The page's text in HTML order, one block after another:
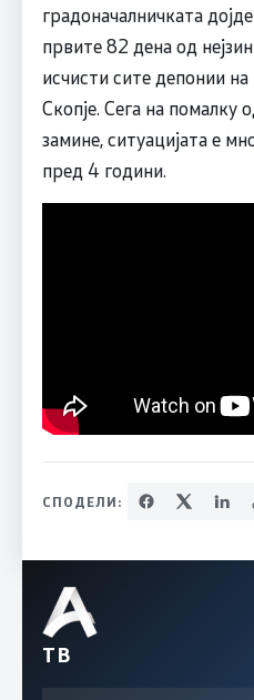
градоначалничката
првите 82 дена од
исчисти сите депонии
Скопје. Сега на помалку
замине, ситуацијата е
пред 4 години.
СПОДЕЛИ:
ТВ